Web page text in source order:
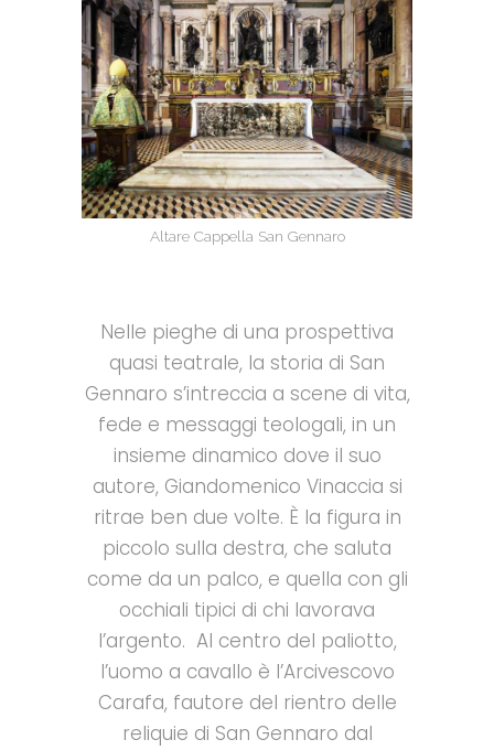
Altare Cappella San Gennaro
Nelle pieghe di una prospettiva
quasi teatrale, la storia di San
Gennaro s’intreccia a scene di vita,
fede e messaggi teologali, in un
insieme dinamico dove il suo
autore, Giandomenico Vinaccia si
ritrae ben due volte. È la figura in
piccolo sulla destra, che saluta
come da un palco, e quella con gli
occhiali tipici di chi lavorava
l’argento. Al centro del paliotto,
l’uomo a cavallo è l’Arcivescovo
Carafa, fautore del rientro delle
reliquie di San Gennaro dal